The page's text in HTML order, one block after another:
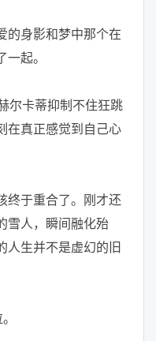
身影和梦中那个在
起。
尔卡蒂抑制不住狂跳
真正感觉到自己心
于重合了。刚才还
雪人，瞬间融化殆
人生并不是虚幻的旧